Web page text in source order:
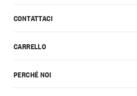
CONTATTACI
CARRELLO
PERCHÉ NOI